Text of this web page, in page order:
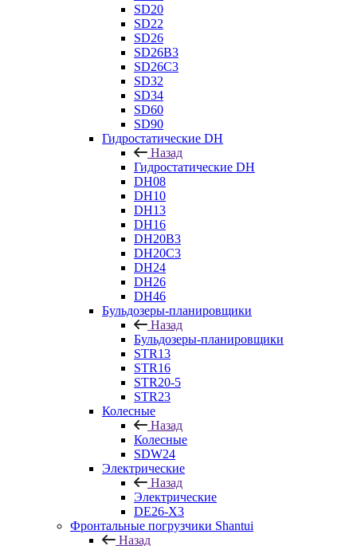
SD20
SD22
SD26
SD26B3
SD26C3
SD32
SD34
SD60
SD90
Гидростатические DH
Назад
Гидростатические DH
DH08
DH10
DH13
DH16
DH20B3
DH20C3
DH24
DH26
DH46
Бульдозеры-планировщики
Назад
Бульдозеры-планировщики
STR13
STR16
STR20-5
STR23
Колесные
Назад
Колесные
SDW24
Электрические
Назад
Электрические
DE26-X3
Фронтальные погрузчики Shantui
Назад